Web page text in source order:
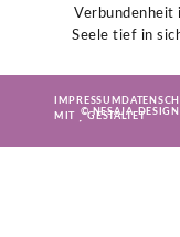
Verbundenheit
Seele tief in
IMPRESSUM
© NESAJA-
MIT GESTALTET